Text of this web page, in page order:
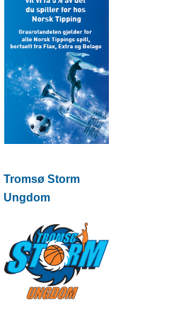
Tromsø Storm
Ungdom